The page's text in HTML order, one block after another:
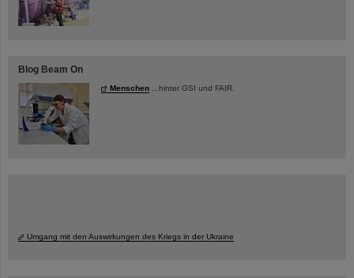
Blog Beam On
Menschen ...hinter GSI und FAIR.
Umgang mit den Auswirkungen des Kriegs in der Ukraine